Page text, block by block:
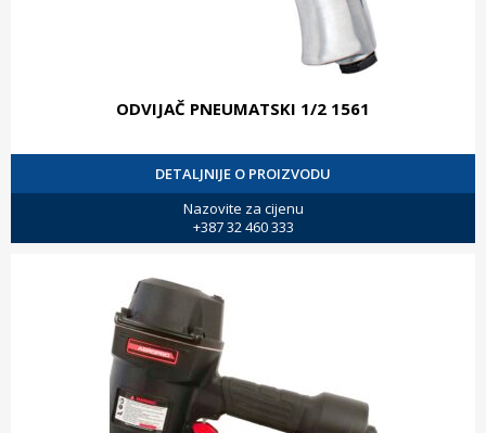
ODVIJAČ PNEUMATSKI 1/2 1561
DETALJNIJE O PROIZVODU
Nazovite za cijenu
+387 32 460 333